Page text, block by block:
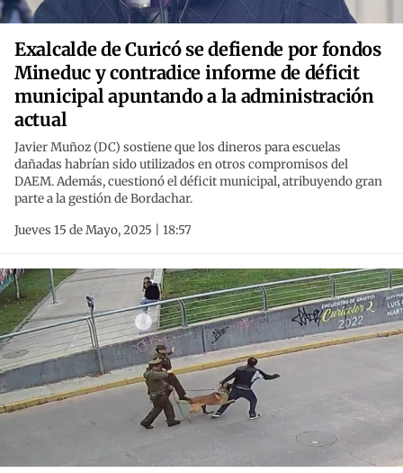
Exalcalde de Curicó se defiende por fondos
Mineduc y contradice informe de déficit
municipal apuntando a la administración
actual
Javier Muñoz (DC) sostiene que los dineros para escuelas
dañadas habrían sido utilizados en otros compromisos del
DAEM. Además, cuestionó el déficit municipal, atribuyendo gran
parte a la gestión de Bordachar.
Jueves 15 de Mayo, 2025 | 18:57